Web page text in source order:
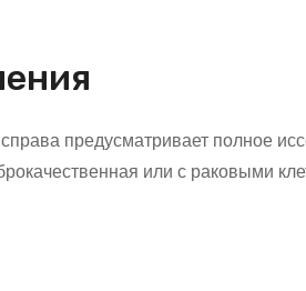
предусматривает полное
или с раковыми